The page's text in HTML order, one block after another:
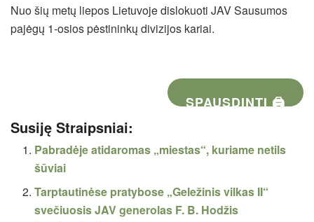
Nuošių metų liepos Lietuvoje dislokuoti JAV Sausumos
pajėgų 1-osios pėstininkų divizijos kariai.
SPAUSDINTI 🖨
Susiję Straipsniai:
Pabradėje atidaromas „miestas“, kuriame netils
šūviai
Tarptautinėse pratybose „Geležinis vilkas II“
svečiuosis JAV generolas F. B. Hodžis